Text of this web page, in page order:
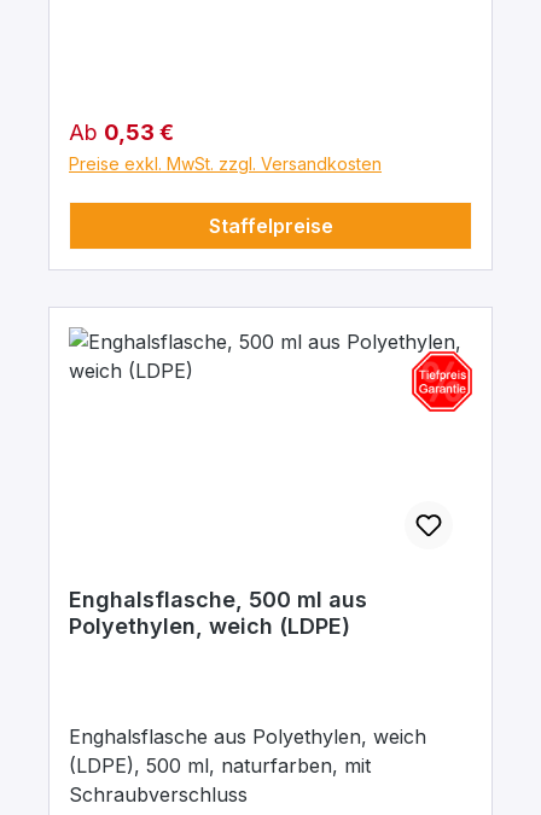
Regulärer Preis:
Ab 0,53 €
Preise exkl. MwSt. zzgl. Versandkosten
Staffelpreise
Enghalsflasche, 500 ml aus
Polyethylen, weich (LDPE)
Enghalsflasche aus Polyethylen, weich
(LDPE), 500 ml, naturfarben, mit
Schraubverschluss